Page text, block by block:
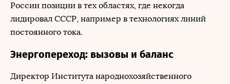
России позиции в тех областях, где некогда
лидировал СССР, например в технологиях линий
постоянного тока.
Энергопереход: вызовы и баланс
Директор Института народнохозяйственного